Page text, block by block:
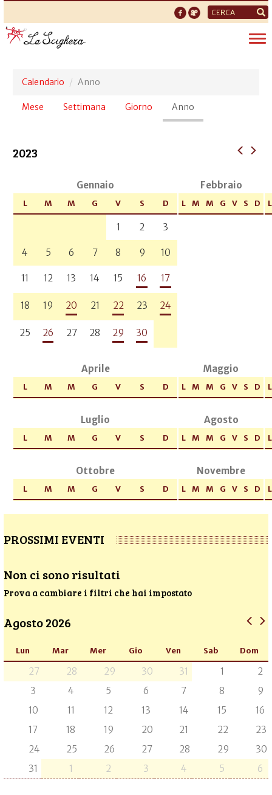
Form
di
ricerca
Calendario Anno
Schede
Mese Settimana Giorno Anno
attiva)
2023
Gennaio
L M M G V S D
1 2 3
4 5 6 7 8 9 10
11 12 13 14 15 16 17
18 19 20 21 22 23 24
25 26 27 28 29 30
Febbraio
L M M G V S D L
Aprile
L M M G V S D
Maggio
L M M G V S D L
Luglio
L M M G V S D
Agosto
L M M G V S D L
Ottobre
L M M G V S D
Novembre
L M M G V S D L
PROSSIMI EVENTI
Non ci sono risultati
Prova a cambiare i filtri che hai impostato
Agosto 2026
Lun Mar Mer Gio Ven Sab Dom
27 28 29 30 31 1
2
3
4 5 6 7 8
9
10
11 12 13 14 15
16
17
18 19 20 21 22
23
24
25 26 27 28 29
30
31
1 2 3 4 5 6